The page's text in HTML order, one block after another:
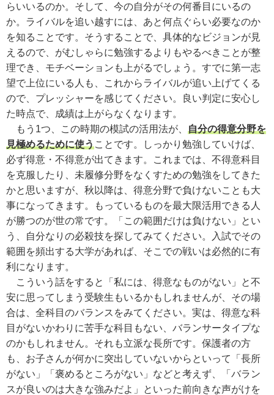
らいいるのか。そして、今の自分がその何番目にいるの
か。ライバルを追い越すには、あと何点ぐらい必要なのか
を知ることです。そうすることで、具体的なビジョンが見
えるので、がむしゃらに勉強するよりもやるべきことが整
理でき、モチベーションも上がるでしょう。すでに第一志
望で上位にいる人も、これからライバルが追い上げてくる
ので、プレッシャーを感じてください。良い判定に安心し
た時点で、成績は上がらなくなります。
もう1つ、この時期の模試の活用法が、 自分の得意分野を
見極めるために使うことです。しっかり勉強していけば、
必ず得意・不得意が出てきます。これまでは、不得意科目
を克服したり、未履修分野をなくすための勉強をしてきた
かと思いますが、秋以降は、得意分野で負けないことも大
事になってきます。もっているものを最大限活用できる人
が勝つのが世の常です。「この範囲だけは負けない」とい
う、自分なりの必殺技を探してみてください。入試でその
範囲を頻出する大学があれば、そこでの戦いは必然的に有
利になります。
こういう話をすると「私には、得意なものがない」と不
安に思ってしまう受験生もいるかもしれませんが、その場
合は、全科目のバランスをみてください。実は、得意な科
目がないかわりに苦手な科目もない、バランサータイプな
のかもしれません。それも立派な長所です。保護者の方
も、お子さんが何かに突出していないからといって「長所
がない」「褒めるところがない」などと考えず、「バラン
スが良いのは大きな強みだよ」といった前向きな声がけを